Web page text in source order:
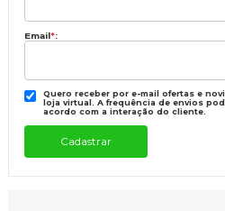
Email*:
Quero receber por e-mail ofertas e
loja virtual. A frequência de envios
acordo com a interação do cliente.